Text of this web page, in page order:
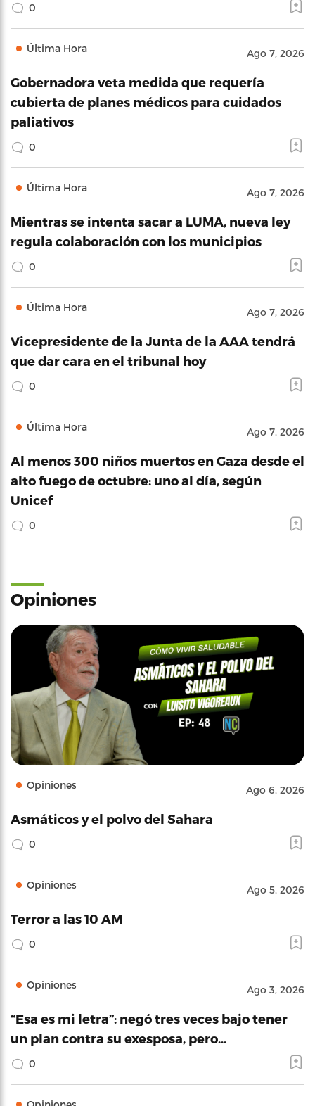
0
Última Hora Ago 7, 2026
Gobernadora veta medida que requería
cubierta de planes médicos para cuidados
paliativos
0
Última Hora Ago 7, 2026
Mientras se intenta sacar a LUMA, nueva ley
regula colaboración con los municipios
0
Última Hora Ago 7, 2026
Vicepresidente de la Junta de la AAA tendrá
que dar cara en el tribunal hoy
0
Última Hora Ago 7, 2026
Al menos 300 niños muertos en Gaza desde el
alto fuego de octubre: uno al día, según
Unicef
0
Opiniones
Opiniones Ago 6, 2026
Asmáticos y el polvo del Sahara
0
Opiniones Ago 5, 2026
Terror a las 10 AM
0
Opiniones Ago 3, 2026
“Esa es mi letra”: negó tres veces bajo tener
un plan contra su exesposa, pero…
0